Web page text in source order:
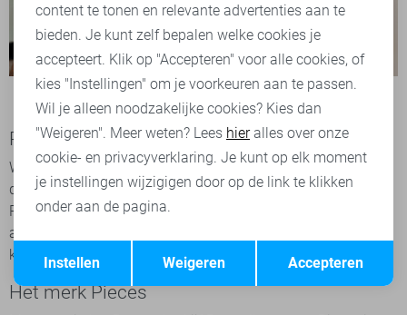
Pieces online shop
Welkom bij de Pieces online shop! Ben jij een jonge vrouw
die graag ‘on-trend’ kleding koopt voor een betaalbare prijs?
Pieces heeft alles in huis om je van top tot teen te stylen. Dit
alles voor een superfijne prijs, zonder concessies op de
kwaliteit. Veel shop plezier!
Het merk Pieces
Terug Opslaan
content te tonen en relevante advertenties aan te
bieden. Je kunt zelf bepalen welke cookies je
accepteert. Klik op "Accepteren" voor alle cookies, of
kies "Instellingen" om je voorkeuren aan te passen.
Wil je alleen noodzakelijke cookies? Kies dan
"Weigeren". Meer weten? Lees hieralles over onze
cookie- en privacyverklaring. Je kunt op elk moment
je instellingen wijzigigen door op de link te klikken
onder aan de pagina.
Accepteren
Weigeren
Instellen